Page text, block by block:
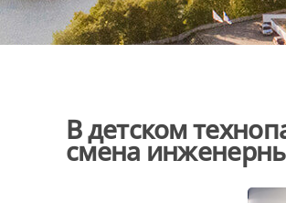
В детском
смена